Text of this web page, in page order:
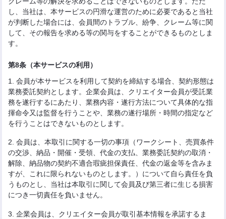
し、当社は、本サービスの円滑な運営のために必要であると当社
が判断した場合には、会員間のトラブル、紛争、クレーム等に関
して、その報告を求める等の関与をすることができるものとしま
す。
第8条（本サービスの利用）
1. 会員が本サービスを利用して契約を締結する場合、契約形態は
業務委託契約とします。企業会員は、クリエイター会員が受託業
務を遂行するにあたり、業務内容・遂行方法について具体的な指
揮命令又は監督を行うことや、業務の遂行場所・時間の指定など
を行うことはできないものとします。
2. 会員は、本取引に関する一切の事項（ワークシート、売買条件
の交渉、納品・開催・受領、代金の支払、業務委託契約の取消・
解除、納品物の契約不適合瑕疵担保責任、代金の返金等を含みま
すが、これに限られないものとします。）について自ら責任を負
うものとし、当社は本取引に関して会員及び第三者に生じる損害
につき一切責任を負いません。
3. 企業会員は、クリエイター会員が取引基本情報を承諾するま